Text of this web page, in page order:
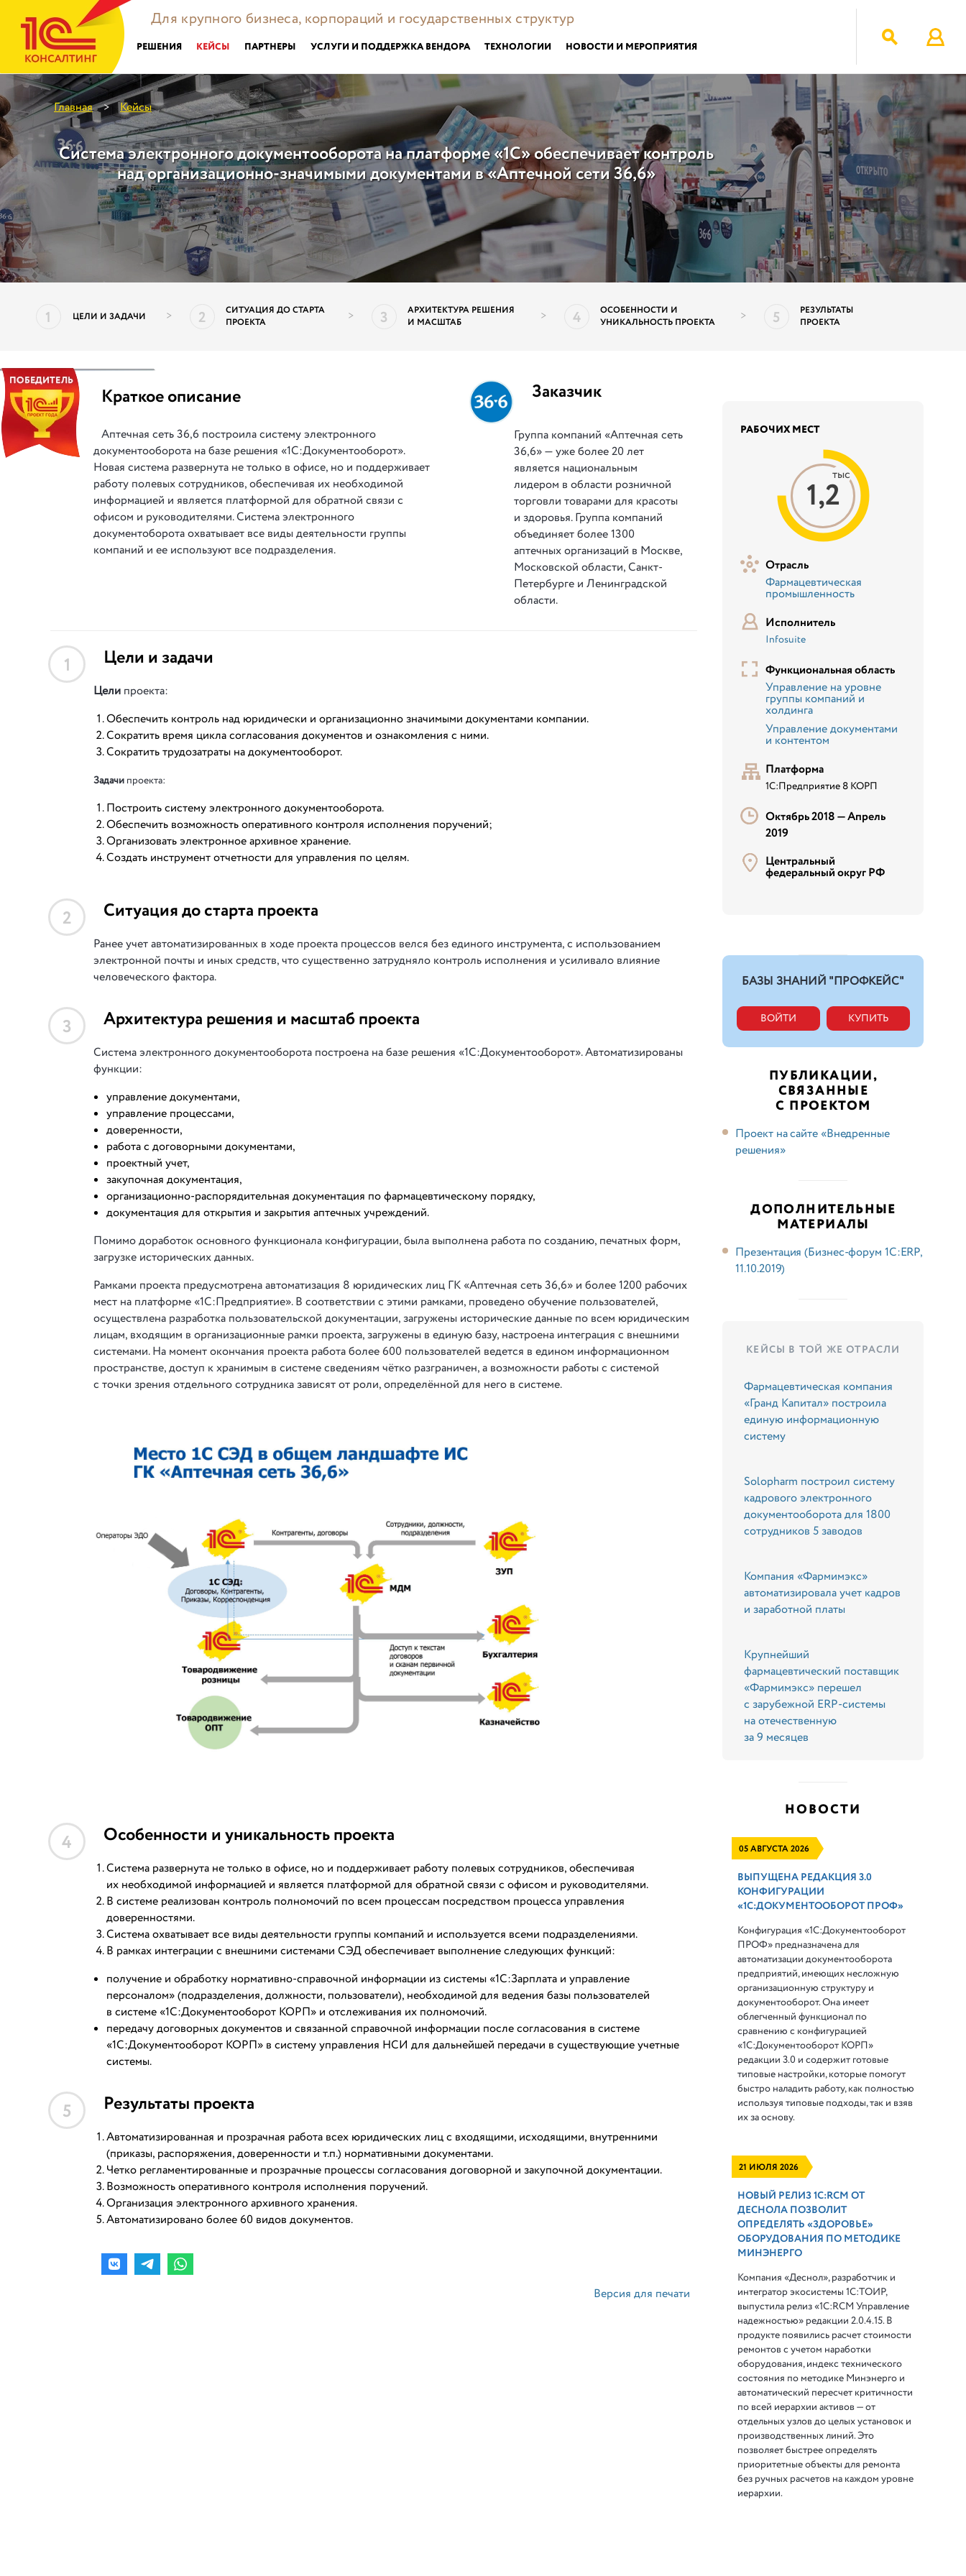
Для крупного бизнеса, корпораций и государственных структур
РЕШЕНИЯ КЕЙСЫ ПАРТНЕРЫ УСЛУГИ И ПОДДЕРЖКА ВЕНДОРА ТЕХНОЛОГИИ НОВОСТИ И МЕРОПРИЯТИЯ
Главная > Кейсы
Система электронного документооборота на платформе «1С» обеспечивает контроль
над организационно-значимыми документами в «Аптечной сети 36,6»
1 ЦЕЛИ И ЗАДАЧИ > 2
СИТУАЦИЯ ДО СТАРТА
ПРОЕКТА
> 3
АРХИТЕКТУРА РЕШЕНИЯ
И МАСШТАБ
> 4
ОСОБЕННОСТИ И
УНИКАЛЬНОСТЬ ПРОЕКТА
> 5
РЕЗУЛЬТАТЫ
ПРОЕКТА
|| Краткое описание
Аптечная сеть 36,6 построила систему электронного
документооборота на базе решения «1С:Документооборот».
Новая система развернута не только в офисе, но и поддерживает
работу полевых сотрудников, обеспечивая их необходимой
информацией и является платформой для обратной связи с
офисом и руководителями. Система электронного
документоборота охватывает все виды деятельности группы
компаний и ее используют все подразделения.
Заказчик
Группа компаний «Аптечная сеть
36,6» — уже более 20 лет
является национальным
лидером в области розничной
торговли товарами для красоты
и здоровья. Группа компаний
объединяет более 1300
аптечных организаций в Москве,
Московской области, Санкт-
Петербурге и Ленинградской
области.
1 Цели и задачи
Цели проекта:
Обеспечить контроль над юридически и организационно значимыми документами компании.
Сократить время цикла согласования документов и ознакомления с ними.
Сократить трудозатраты на документооборот.
Задачи проекта:
Построить систему электронного документооборота.
Обеспечить возможность оперативного контроля исполнения поручений;
Организовать электронное архивное хранение.
Создать инструмент отчетности для управления по целям.
2 Ситуация до старта проекта
Ранее учет автоматизированных в ходе проекта процессов велся без единого инструмента, с использованием
электронной почты и иных средств, что существенно затрудняло контроль исполнения и усиливало влияние
человеческого фактора.
3 Архитектура решения и масштаб проекта
Система электронного документооборота построена на базе решения «1С:Документооборот». Автоматизированы
функции:
управление документами,
управление процессами,
доверенности,
работа с договорными документами,
проектный учет,
закупочная документация,
организационно-распорядительная документация по фармацевтическому порядку,
документация для открытия и закрытия аптечных учреждений.
Помимо доработок основного функционала конфигурации, была выполнена работа по созданию, печатных форм,
загрузке исторических данных.
Рамками проекта предусмотрена автоматизация 8 юридических лиц ГК «Аптечная сеть 36,6» и более 1200 рабочих
мест на платформе «1С:Предприятие». В соответствии с этими рамками, проведено обучение пользователей,
осуществлена разработка пользовательской документации, загружены исторические данные по всем юридическим
лицам, входящим в организационные рамки проекта, загружены в единую базу, настроена интеграция с внешними
системами. На момент окончания проекта работа более 600 пользователей ведется в едином информационном
пространстве, доступ к хранимым в системе сведениям чётко разграничен, а возможности работы с системой
с точки зрения отдельного сотрудника зависят от роли, определённой для него в системе.
4 Особенности и уникальность проекта
Система развернута не только в офисе, но и поддерживает работу полевых сотрудников, обеспечивая
их необходимой информацией и является платформой для обратной связи с офисом и руководителями.
В системе реализован контроль полномочий по всем процессам посредством процесса управления
доверенностями.
Система охватывает все виды деятельности группы компаний и используется всеми подразделениями.
В рамках интеграции с внешними системами СЭД обеспечивает выполнение следующих функций:
получение и обработку нормативно-справочной информации из системы «1С:Зарплата и управление
персоналом» (подразделения, должности, пользователи), необходимой для ведения базы пользователей
в системе «1С:Документооборот КОРП» и отслеживания их полномочий.
передачу договорных документов и связанной справочной информации после согласования в системе
«1С:Документооборот КОРП» в систему управления НСИ для дальнейшей передачи в существующие учетные
системы.
5 Результаты проекта
Автоматизированная и прозрачная работа всех юридических лиц с входящими, исходящими, внутренними
(приказы, распоряжения, доверенности и т.п.) нормативными документами.
Четко регламентированные и прозрачные процессы согласования договорной и закупочной документации.
Возможность оперативного контроля исполнения поручений.
Организация электронного архивного хранения.
Автоматизировано более 60 видов документов.
Версия для печати
РАБОЧИХ МЕСТ
1,2
тыс
Отрасль
Фармацевтическая
промышленность
Исполнитель
Infosuite
Функциональная область
Управление на уровне
группы компаний и
холдинга
Управление документами
и контентом
Платформа
1С:Предприятие 8 КОРП
Октябрь 2018 —Апрель
2019
Центральный
федеральный округ РФ
БАЗЫ ЗНАНИЙ "ПРОФКЕЙС"
ВОЙТИ КУПИТЬ
ПУБЛИКАЦИИ,
СВЯЗАННЫЕ
С ПРОЕКТОМ
Проект на сайте «Внедренные
решения»
ДОПОЛНИТЕЛЬНЫЕ
МАТЕРИАЛЫ
Презентация (Бизнес-форум 1С:ERP,
11.10.2019)
КЕЙСЫ В ТОЙ ЖЕ ОТРАСЛИ
Фармацевтическая компания
«Гранд Капитал» построила
единую информационную
систему
Solopharm построил систему
кадрового электронного
документооборота для 1800
сотрудников 5 заводов
Компания «Фармимэкс»
автоматизировала учет кадров
и заработной платы
Крупнейший
фармацевтический поставщик
«Фармимэкс» перешел
с зарубежной ERP-системы
на отечественную
за 9 месяцев
НОВОСТИ
05 АВГУСТА 2026
ВЫПУЩЕНА РЕДАКЦИЯ 3.0
КОНФИГУРАЦИИ
«1С:ДОКУМЕНТООБОРОТ ПРОФ»
Конфигурация «1С:Документооборот
ПРОФ» предназначена для
автоматизации документооборота
предприятий, имеющих несложную
организационную структуру и
документооборот. Она имеет
облегченный функционал по
сравнению с конфигурацией
«1С:Документооборот КОРП»
редакции 3.0 и содержит готовые
типовые настройки, которые помогут
быстро наладить работу, как полностью
используя типовые подходы, так и взяв
их за основу.
21 ИЮЛЯ 2026
НОВЫЙ РЕЛИЗ 1С:RCM ОТ
ДЕСНОЛА ПОЗВОЛИТ
ОПРЕДЕЛЯТЬ «ЗДОРОВЬЕ»
ОБОРУДОВАНИЯ ПО МЕТОДИКЕ
МИНЭНЕРГО
Компания «Деснол», разработчик и
интегратор экосистемы 1С:ТОИР,
выпустила релиз «1С:RCM Управление
надежностью» редакции 2.0.4.15. В
продукте появились расчет стоимости
ремонтов с учетом наработки
оборудования, индекс технического
состояния по методике Минэнерго и
автоматический пересчет критичности
по всей иерархии активов — от
отдельных узлов до целых установок и
производственных линий. Это
позволяет быстрее определять
приоритетные объекты для ремонта
без ручных расчетов на каждом уровне
иерархии.